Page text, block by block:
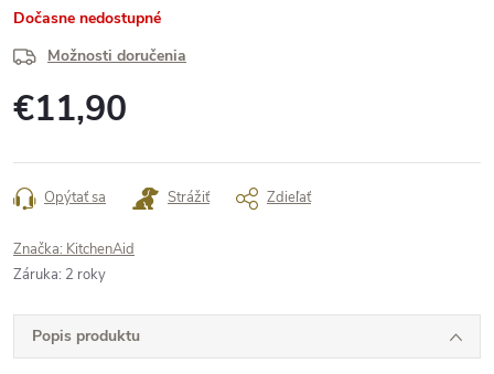
Dočasne nedostupné
Možnosti doručenia
€11,90
cena:
Opýtať sa Strážiť Zdieľať
Značka: KitchenAid
Záruka: 2 roky
Popis produktu